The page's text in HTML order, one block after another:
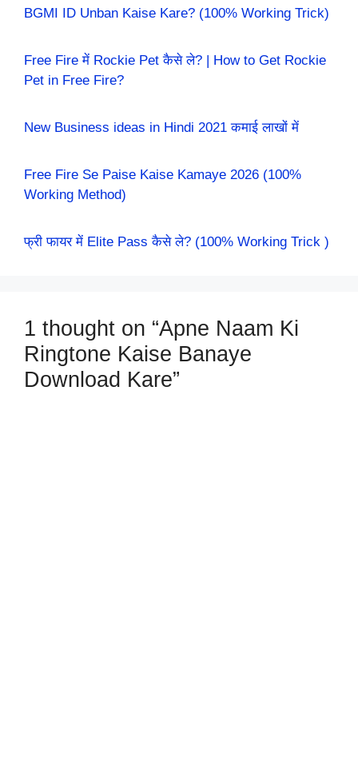
BGMI ID Unban Kaise Kare? (100% Working Trick)
Free Fire में Rockie Pet कैसे ले? | How to Get Rockie
Pet in Free Fire?
New Business ideas in Hindi 2021 कमाई लाखों में
Free Fire Se Paise Kaise Kamaye 2026 (100%
Working Method)
फ्री फायर में Elite Pass कैसे ले? (100% Working Trick )
1 thought on “Apne Naam Ki
Ringtone Kaise Banaye
Download Kare”